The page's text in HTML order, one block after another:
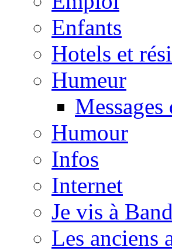
Enfants
Hotels et
Humeur
Humour
Infos
Internet
Je vis à
Les anciens